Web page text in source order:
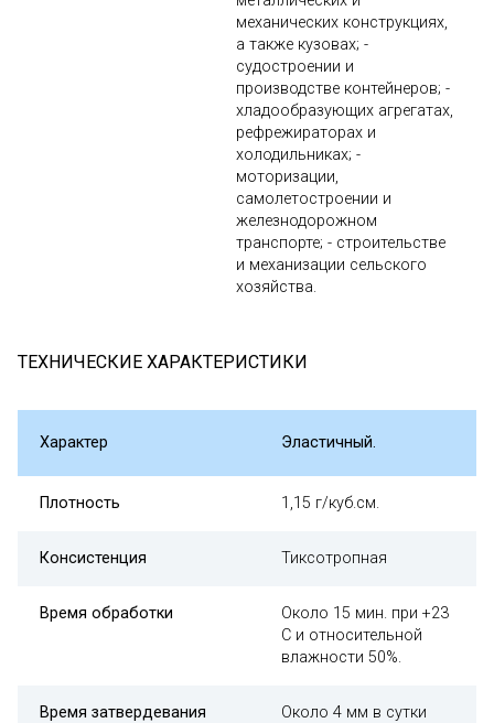
механических конструкциях,
а также кузовах; -
судостроении и
производстве контейнеров; -
хладообразующих агрегатах,
рефрежираторах и
холодильниках; -
моторизации,
самолетостроении и
железнодорожном
транспорте; - строительстве
и механизации сельского
хозяйства.
ТЕХНИЧЕСКИЕ ХАРАКТЕРИСТИКИ
Характер Эластичный.
Плотность 1,15 г/куб.см.
Консистенция Тиксотропная
Время обработки
Около 15 мин. при +23
С и относительной
влажности 50%.
Время затвердевания
Около 4 мм в сутки